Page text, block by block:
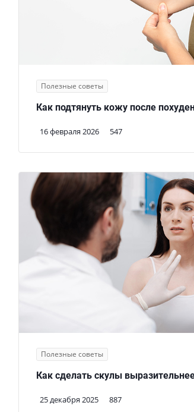
Полезные советы
16 февраля 2026 547
Как подтянуть кожу после
Полезные советы
25 декабря 2025 887
Как сделать скулы